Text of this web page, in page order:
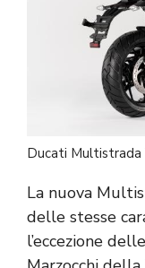
Ducati Multistrada
La nuova
delle stesse
l’eccezione